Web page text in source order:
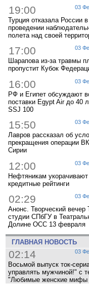
03
19:00
Турция отказала России в
проведении
полета над своей
03
17:00
Шарапова из-за травмы
пропустит Кубок
03
16:00
РФ и Египет обсуждают
поставки Egypt Air до 40
SSJ 100
03
15:50
Лавров рассказал об
прекращения операции
Сирии
03
12:00
Нефтяникам укорачивают
кредитные рейтинги
03
02:29
Анонс. Творческий вечер
студии СПбГУ в
Долине ОСС 13 февраля
ГЛАВНАЯ НОВОСТЬ
03
02:14
Восьмой выпуск ток-
управлять мужчиной!" с
"Любимые женские мифы